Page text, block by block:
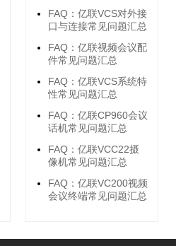
FAQ：亿联VCS对外接
口与连接常见问题汇总
FAQ：亿联视频会议配
件常见问题汇总
FAQ：亿联VCS系统特
性常见问题汇总
FAQ：亿联CP960会议
话机常见问题汇总
FAQ：亿联VCC22摄
像机常见问题汇总
FAQ：亿联VC200视频
会议终端常见问题汇总